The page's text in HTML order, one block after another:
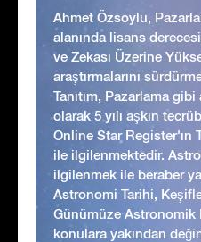
Ahmet Özsoylu,
alanında lisans
ve Zekası Üzerine
araştırmalarını
Tanıtım, Pazarlama
olarak 5 yılı aşkın
Online Star Register'ın
ile ilgilenmektedir.
ilgilenmek ile beraber
Astronomi Tarihi,
Günümüze Astronomik
konulara yakından